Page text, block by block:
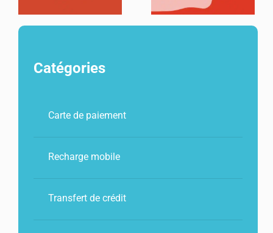
Catégories
Carte de paiement
Recharge mobile
Transfert de crédit